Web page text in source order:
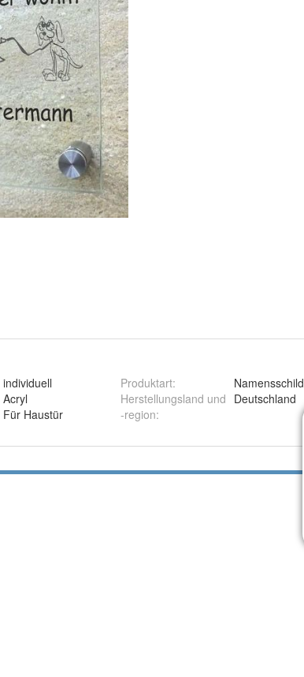
individuell
Acryl
Für Haustür
Produktart:
Namensschild
Herstellungsland und
-region:
Deutschland